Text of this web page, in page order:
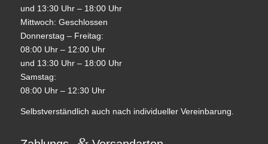
und 13:30 Uhr – 18:00 Uhr
Mittwoch: Geschlossen
Donnerstag – Freitag:
08:00 Uhr – 12:00 Uhr
und 13:30 Uhr – 18:00 Uhr
Samstag:
08:00 Uhr – 12:30 Uhr
Selbstverständlich auch nach individueller Vereinbarung.